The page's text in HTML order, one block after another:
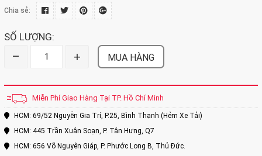
Chia sẻ:
SỐ LƯỢNG:
– + MUA HÀNG
Miễn Phí Giao Hàng Tại TP. Hồ Chí Minh
HCM: 69/52 Nguyễn Gia Trí, P.25, Bình Thạnh (Hẻm Xe Tải)
HCM: 445 Trần Xuân Soạn, P. Tân Hưng, Q7
HCM: 656 Võ Nguyên Giáp, P. Phước Long B, Thủ Đức.